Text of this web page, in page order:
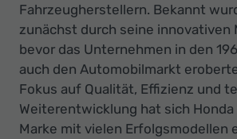
Fahrzeugherstellern. Bekannt
zunächst durch seine innovativen
bevor das Unternehmen in den
auch den Automobilmarkt
Fokus auf Qualität, Effizienz und
Weiterentwicklung hat sich Honda
Marke mit vielen Erfolgsmodellen